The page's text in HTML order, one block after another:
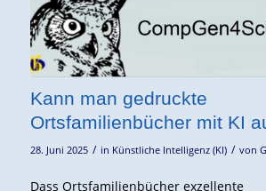
Kann man gedruckte
Ortsfamilienbücher mit KI
28. Juni 2025 / in Künstliche Intelligenz (KI) / von
Dass Ortsfamilienbücher exzellente